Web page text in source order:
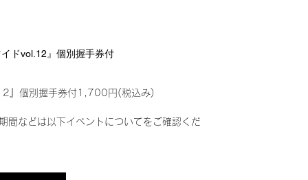
ドvol.12』個別握手券付
』個別握手券付1,700円(税込み)
間などは以下イベントについてをご確認くだ